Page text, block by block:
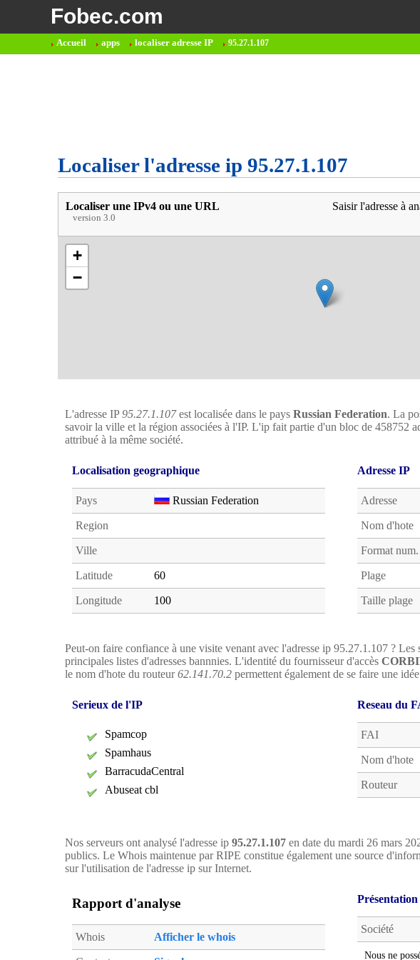
Fobec.com
Accueil apps localiser adresse IP 95.27.1.107
Localiser l'adresse ip 95.27.1.107
Localiser une IPv4 ou une URL
version 3.0
Saisir l'adresse à
+
−
L'adresse IP95.27.1.107est localisée dans le pays Russian Federation. La
savoir la ville et la région associées à l'IP. L'ip fait partie d'un bloc de 458752
attribué à la même société.
Localisation geographique
Pays Russian Federation
Region
Ville
Latitude 60
Longitude 100
Adresse IP
Adresse
Nom d'hote
Format num.
Plage
Taille plage
Peut-on faire confiance à une visite venant avec l'adresse ip 95.27.1.107 ? Les
principales listes d'adresses bannnies. L'identité du fournisseur d'accès
le nom d'hote du routeur62.141.70.2 permettent également de se faire une
Serieux de l'IP
Spamcop
Spamhaus
BarracudaCentral
Abuseat cbl
Reseau du
FAI
Nom d'hote
Routeur
Nos serveurs ont analysé l'adresse ip 95.27.1.107 en date du mardi 26 mars
publics. Le Whois maintenue par RIPE constitue également une source
sur l'utilisation de l'adresse ip sur Internet.
Rapport d'analyse
Whois Afficher le whois
Société
Nous ne